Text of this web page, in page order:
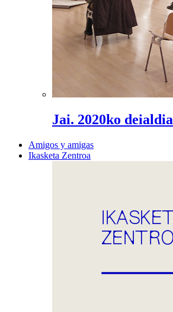
Jai. 2020ko deialdia
Amigos y amigas
Ikasketa Zentroa